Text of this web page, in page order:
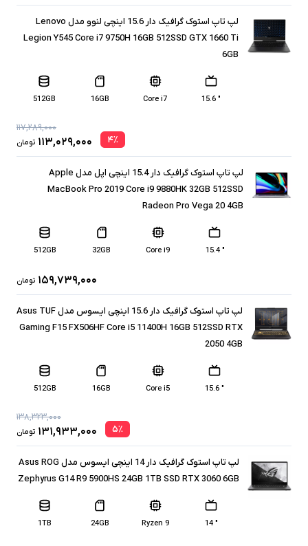
لپ تاپ استوک گرافیک دار 15.6 اینچی لنوو مدل Lenovo
Legion Y545 Core i7 9750H 16GB 512SSD GTX 1660 Ti
6GB
" 15.6
Core i7
16GB
512GB
۴٪
۱۱۷,۲۸۹,۰۰۰
۱۱۳,۰۲۹,۰۰۰ تومان
لپ تاپ استوک گرافیک دار 15.4 اینچی اپل مدل Apple
MacBook Pro 2019 Core i9 9880HK 32GB 512SSD
Radeon Pro Vega 20 4GB
" 15.4
Core i9
32GB
512GB
۱۵۹,۷۳۹,۰۰۰ تومان
لپ تاپ استوک گرافیک دار 15.6 اینچی ایسوس مدل Asus TUF
Gaming F15 FX506HF Core i5 11400H 16GB 512SSD RTX
2050 4GB
" 15.6
Core i5
16GB
512GB
۵٪
۱۳۸,۳۲۳,۰۰۰
۱۳۱,۹۳۳,۰۰۰ تومان
لپ تاپ استوک گرافیک دار 14 اینچی ایسوس مدل Asus ROG
Zephyrus G14 R9 5900HS 24GB 1TB SSD RTX 3060 6GB
" 14
Ryzen 9
24GB
1TB